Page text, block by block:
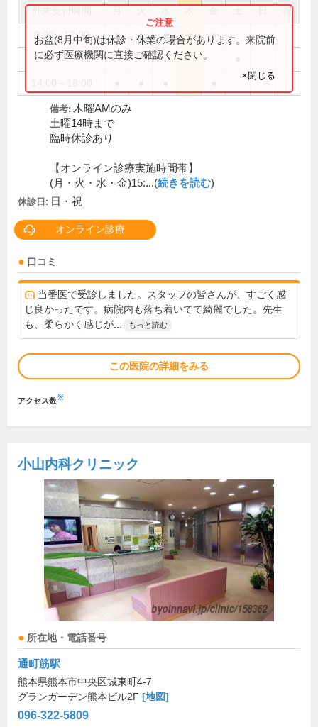
祝
9:00～12:00 ● ● ● ● ●
9:00～14:00
お盆(8月中旬)は休診・休業の場合があります。来院前
に必ず医療機関に直接ご確認ください。
×閉じる
備考: 木曜AMのみ
土曜14時まで
臨時休診あり
【オンライン診療実施時間帯】
(月・火・水・金)15:...(続きを読む)
休診日: 日・祝
オンライン診療
口コミ
当番医で受診しました。スタッフの皆さんが、すごく感
じ良かったです。病院内も落ち着いてて綺麗でした。先生
も、柔らかく感じが...
もっと読む
この医院の詳細をみる
アクセス数※
小山内科クリニック
所在地・電話番号
通町筋駅
熊本県熊本市中央区城東町4-7
グランガーデン熊本ビル2F [地図]
096-322-5809